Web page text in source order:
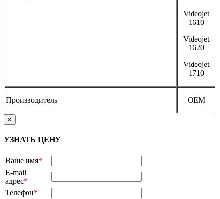
Videojet
1610
Videojet
1620
Videojet
1710
Производитель OEM
×
УЗНАТЬ ЦЕНУ
Ваше имя*
E-mail
адрес*
Телефон*